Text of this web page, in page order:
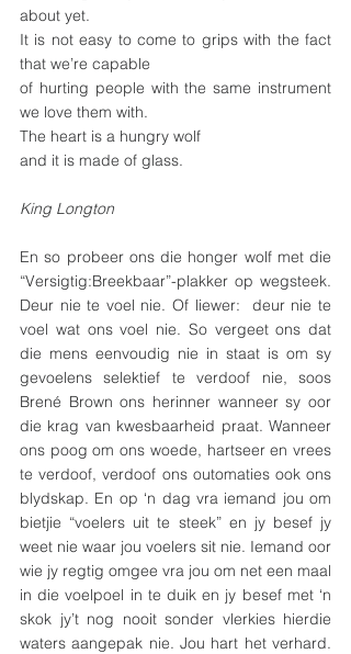
about yet.
It is not easy to come to grips with the fact
that we’re capable
of hurting people with the same instrument
we love them with.
The heart is a hungry wolf
and it is made of glass.
King Longton
En so probeer ons die honger wolf met die
“Versigtig:Breekbaar”-plakker op wegsteek.
Deur nie te voel nie. Of liewer:  deur nie te
voel wat ons voel nie. So vergeet ons dat
die mens eenvoudig nie in staat is om sy
gevoelens selektief te verdoof nie, soos
Brené Brown ons herinner wanneer sy oor
die krag van kwesbaarheid praat. Wanneer
ons poog om ons woede, hartseer en vrees
te verdoof, verdoof ons outomaties ook ons
blydskap. En op ‘n dag vra iemand jou om
bietjie “voelers uit te steek” en jy besef jy
weet nie waar jou voelers sit nie. Iemand oor
wie jy regtig omgee vra jou om net een maal
in die voelpoel in te duik en jy besef met ‘n
skok jy’t nog nooit sonder vlerkies hierdie
waters aangepak nie. Jou hart het verhard.